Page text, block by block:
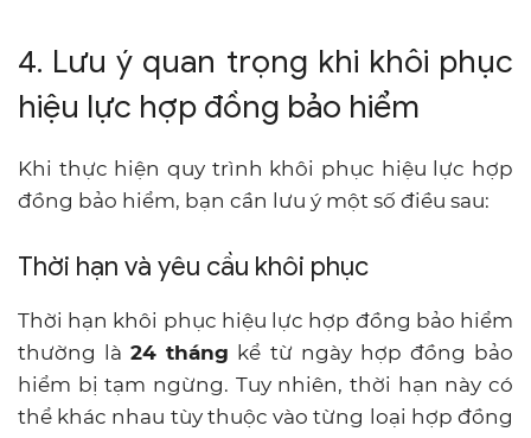
4. Lưu ý quan trọng khi khôi phục
hiệu lực hợp đồng bảo hiểm
Khi thực hiện quy trình khôi phục hiệu lực hợp
đồng bảo hiểm, bạn cần lưu ý một số điều sau:
Thời hạn và yêu cầu khôi phục
Thời hạn khôi phục hiệu lực hợp đồng bảo hiểm
thường là24 tháng kể từ ngày hợp đồng bảo
hiểm bị tạm ngừng. Tuy nhiên, thời hạn này có
thể khác nhau tùy thuộc vào từng loại hợp đồng